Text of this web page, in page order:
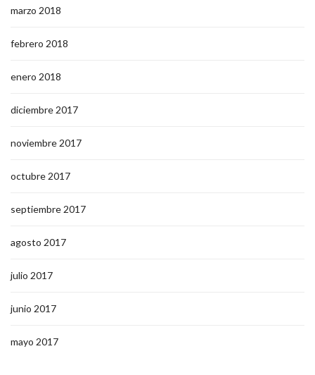
marzo 2018
febrero 2018
enero 2018
diciembre 2017
noviembre 2017
octubre 2017
septiembre 2017
agosto 2017
julio 2017
junio 2017
mayo 2017